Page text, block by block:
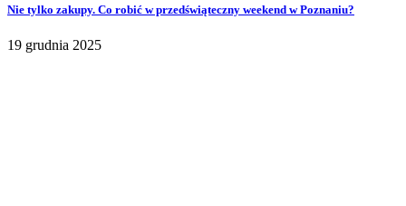
Nie tylko zakupy. Co robić w przedświąteczny weekend w Poznaniu?
19 grudnia 2025